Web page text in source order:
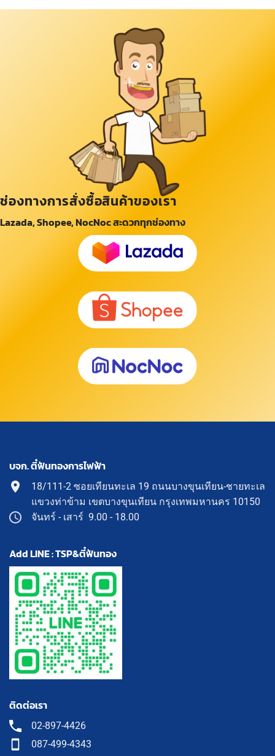
ช่องทางการสั่งซื้อสินค้าของเรา
Lazada, Shopee, NocNoc สะดวกทุกช่องทาง
บจก. ตี๋ฟันทองการไฟฟ้า
18/111-2 ซอยเทียนทะเล 19 ถนนบางขุนเทียน-ชายทะเล
แขวงท่าข้าม เขตบางขุนเทียน กรุงเทพมหานคร 10150
จันทร์ - เสาร์ 9.00 - 18.00
Add LINE : TSP&ตี๋ฟันทอง
ติดต่อเรา
02-897-4426
087-499-4343